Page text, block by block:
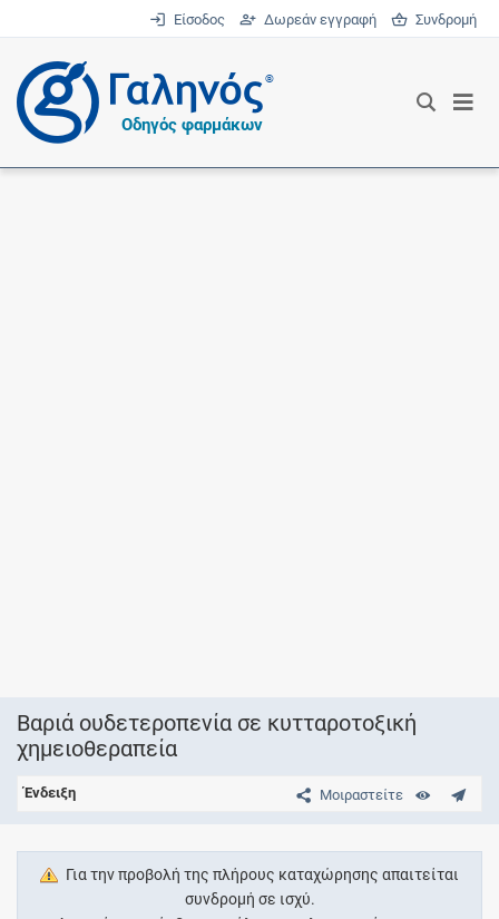
Είσοδος Δωρεάν εγγραφή Συνδρομή
®
Οδηγός φαρμάκων
Βαριά ουδετεροπενία σε κυτταροτοξική
χημειοθεραπεία
Μοιραστείτε
Ένδειξη
Για την προβολή της πλήρους καταχώρησης απαιτείται
συνδρομή σε ισχύ.